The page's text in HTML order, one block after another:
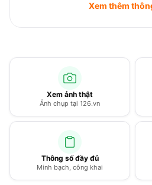
Xem ảnh thật
Ảnh chụp tại 126.vn
Thông số đầy đủ
Minh bạch, công khai
Xem thêm